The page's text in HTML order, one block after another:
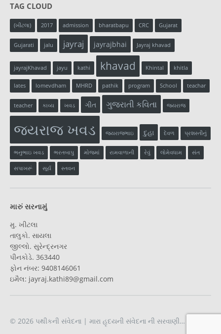
TAG CLOUD
(ખીટલા) 2017 admission bharatbapu CRC Gujarat
Gujarati jalu jayraj jayrajbhai Jayraj khavad
jayrajKhavad jayu kathi khavad Khintal khitla
lates lomevdham MHRD pathik program School teachar
teacher કાવ્ય ખવડ ગીત ગુજરાતી કવિતા જયરાજ
જયરાજ ખવડ જયરાજભાઇ દુહા દેવળ પ્રશસ્તીનું
ભનુભાઇ ખવડ ભરતબાપુ મોજમાં રામવાળાની રેવું લોમેવધામ સંત
સપાખરૂં સૂર્ય સ્તવન
મારું સરનામું
મુ. ખીટલા
તાલુકો. સાયલા
જીલ્લો. સુરેન્દ્રનગર
પીનકોડે. 363440
ફોન નંબર: 9408146061
ઇમૈલ: jayraj.kathi89@gmail.com
© 2026 પથીકની સંવેદના | મારા હૃદયની સંવેદના ની સરવાણી…